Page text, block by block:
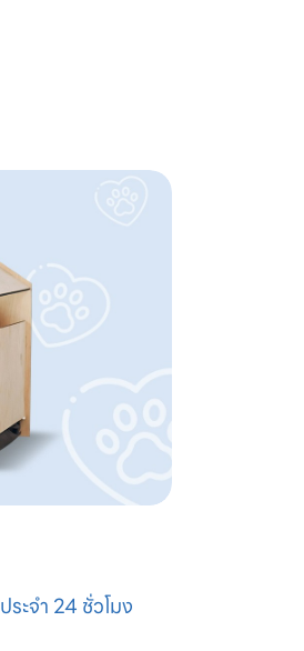
ประจำ 24 ชั่วโมง